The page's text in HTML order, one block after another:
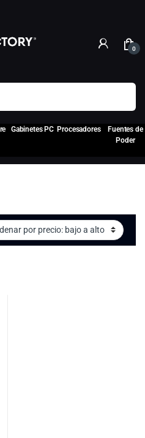
0
Gabinetes PC Procesadores
Fuentes de
Poder